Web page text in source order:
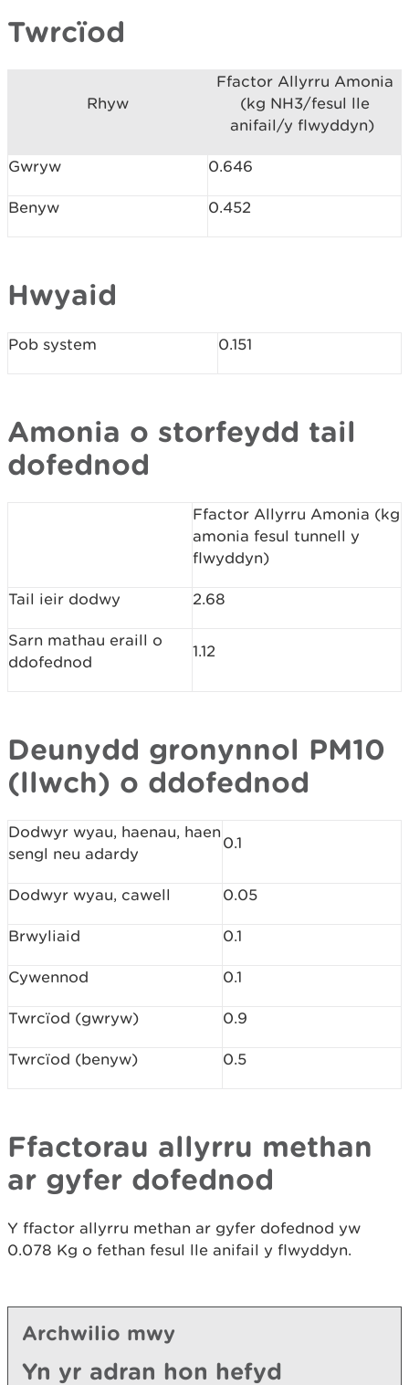
Twrcïod
Rhyw
Ffactor Allyrru Amonia
(kg NH3/fesul lle
anifail/y flwyddyn)
Gwryw 0.646
Benyw 0.452
Hwyaid
Pob system 0.151
Amonia o storfeydd tail
dofednod
Ffactor Allyrru Amonia (kg
amonia fesul tunnell y
flwyddyn)
Tail ieir dodwy 2.68
Sarn mathau eraill o
ddofednod
1.12
Deunydd gronynnol PM10
(llwch) o ddofednod
Dodwyr wyau, haenau, haen
sengl neu adardy
0.1
Dodwyr wyau, cawell 0.05
Brwyliaid 0.1
Cywennod 0.1
Twrcïod (gwryw) 0.9
Twrcïod (benyw) 0.5
Ffactorau allyrru methan
ar gyfer dofednod
Y ffactor allyrru methan ar gyfer dofednod yw
0.078 Kg o fethan fesul lle anifail y flwyddyn.
Archwilio mwy
Yn yr adran hon hefyd